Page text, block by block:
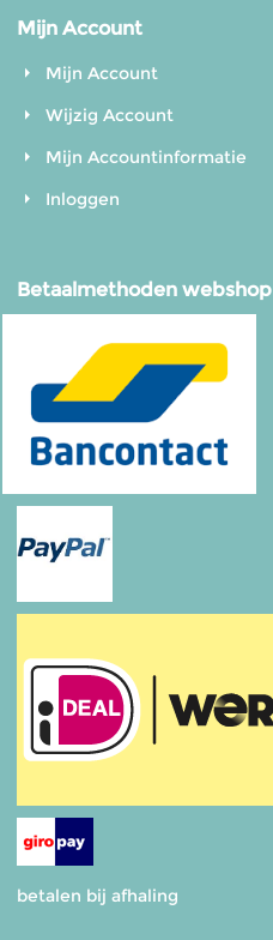
Mijn Account
Mijn Account
Wijzig Account
Mijn Accountinformatie
Inloggen
Betaalmethoden webshop
betalen bij afhaling